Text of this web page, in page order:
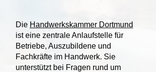
Die Handwerkskammer Dortmund
ist eine zentrale Anlaufstelle für
Betriebe, Auszubildene und
Fachkräfte im Handwerk. Sie
unterstützt bei Fragen rund um